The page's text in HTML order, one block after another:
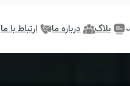
بلاگ درباره ما ارتباط با ما